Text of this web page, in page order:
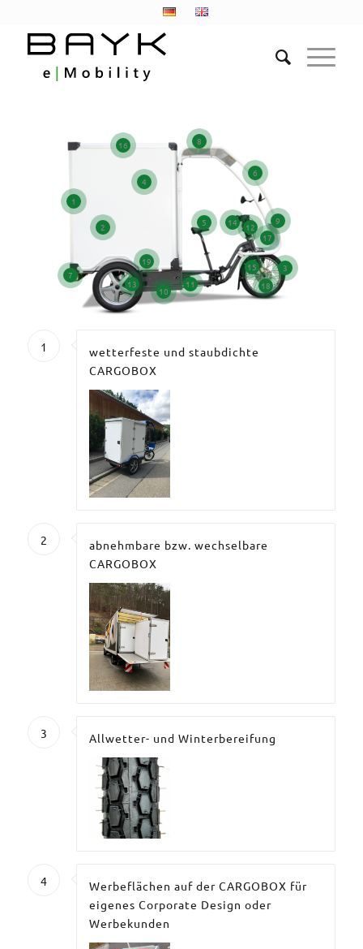
1
2
3
4
5
6
7
8
9
10
11
12
13
14
15
16
17
18
19
1
wetterfeste und staubdichte
CARGOBOX
2
abnehmbare bzw. wechselbare
CARGOBOX
3 Allwetter- und Winterbereifung
4
Werbeflächen auf der CARGOBOX für
eigenes Corporate Design oder
Werbekunden